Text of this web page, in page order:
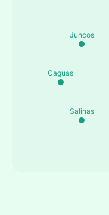
Salinas
Caguas
Juncos